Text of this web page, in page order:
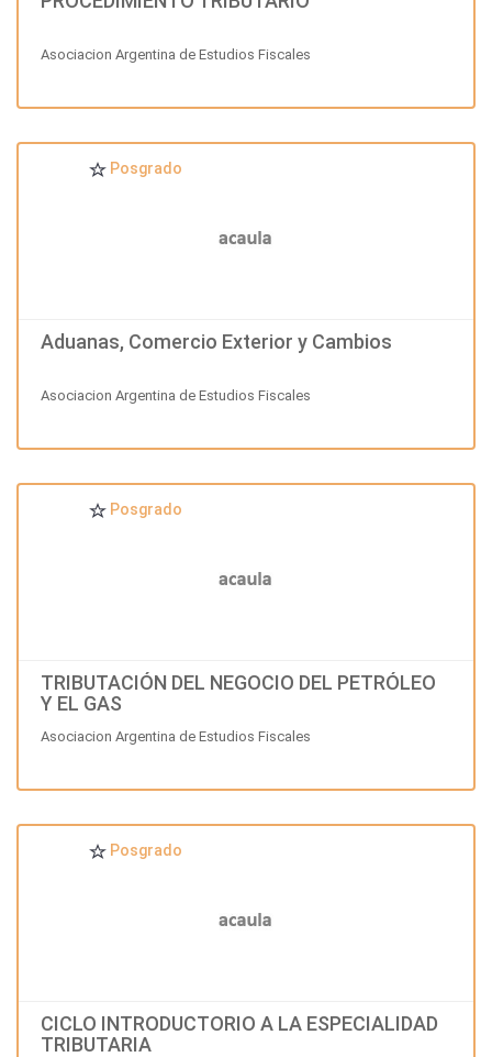
Asociacion Argentina de Estudios Fiscales
Aduanas, Comercio Exterior y Cambios
Asociacion Argentina de Estudios Fiscales
Posgrado
TRIBUTACIÓN DEL NEGOCIO DEL PETRÓLEO
Y EL GAS
Asociacion Argentina de Estudios Fiscales
Posgrado
CICLO INTRODUCTORIO A LA ESPECIALIDAD
TRIBUTARIA
Posgrado